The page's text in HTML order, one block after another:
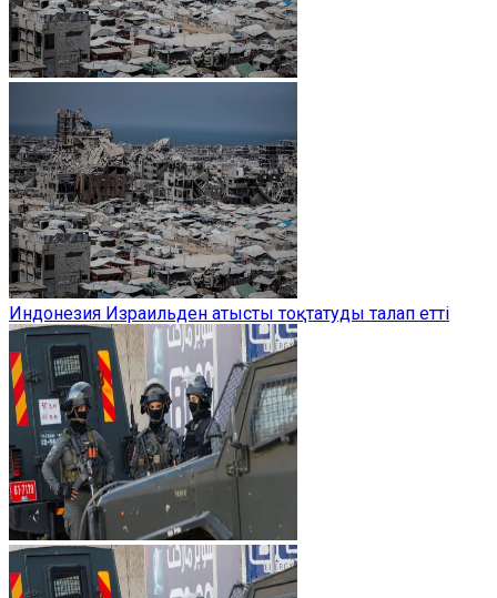
Индонезия Израильден атысты тоқтатуды талап етті